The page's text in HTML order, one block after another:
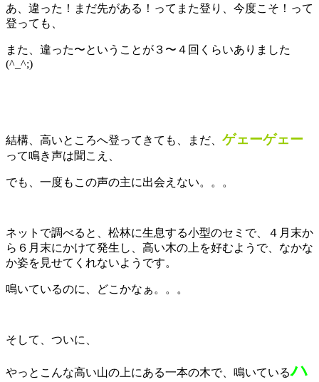
あ、違った！まだ先がある！ってまた登り、今度こそ！って
登っても、
また、違った〜ということが３〜４回くらいありました
(^_^;)
結構、高いところへ登ってきても、まだ、 ゲェーゲェー
って鳴き声は聞こえ、
でも、一度もこの声の主に出会えない。。。
ネットで調べると、松林に生息する小型のセミで、４月末か
ら６月末にかけて発生し、高い木の上を好むようで、なかな
か姿を見せてくれないようです。
鳴いているのに、どこかなぁ。。。
そして、ついに、
やっとこんな高い山の上にある一本の木で、鳴いているハ